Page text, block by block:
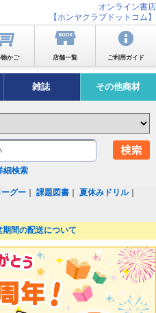
オンライン書店
【ホンヤクラブドットコム】
物かご 店舗一覧 ご利用ガイド
雑誌 その他商材
細検索
ーグー ｜課題図書 ｜夏休みドリル｜
期間の配送について